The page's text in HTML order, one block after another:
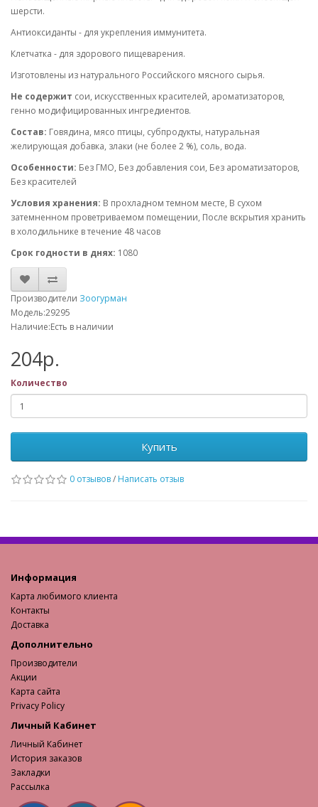
шерсти.
Антиоксиданты - для укрепления иммунитета.
Клетчатка - для здорового пищеварения.
Изготовлены из натурального Российского мясного сырья.
Не содержит сои, искусственных красителей, ароматизаторов,
генно модифицированных ингредиентов.
Состав: Говядина, мясо птицы, субпродукты, натуральная
желирующая добавка, злаки (не более 2 %), соль, вода.
Особенности: Без ГМО, Без добавления сои, Без ароматизаторов,
Без красителей
Условия хранения: В прохладном темном месте, В сухом
затемненном проветриваемом помещении, После вскрытия хранить
в холодильнике в течение 48 часов
Срок годности в днях: 1080
Производители Зоогурман
Модель:29295
Наличие:Есть в наличии
204р.
Количество
Купить
0 отзывов/ Написать отзыв
Информация
Карта любимого клиента
Контакты
Доставка
Дополнительно
Производители
Акции
Карта сайта
Privacy Policy
Личный Кабинет
Личный Кабинет
История заказов
Закладки
Рассылка